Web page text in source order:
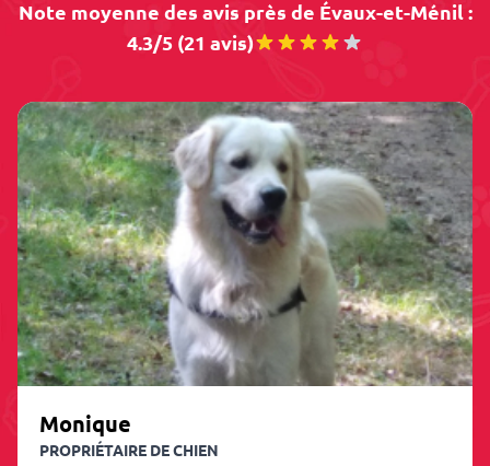
Note moyenne des avis près de Évaux-et-Ménil :
4.3/5 (21 avis)
Monique
PROPRIÉTAIRE DE CHIEN